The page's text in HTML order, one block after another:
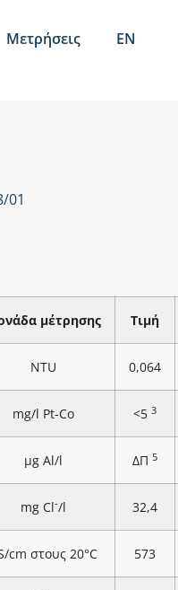
Μετρήσεις EN
01
μέτρησης Τιμή
NTU 0,064
mg/l Pt-Co <5 3
μg Al/l ΔΠ 5
mg Cl-/l 32,4
cm στους 20°C 573